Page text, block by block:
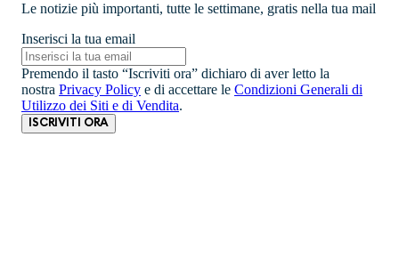
Le notizie più importanti, tutte le settimane, gratis nella tua mail
Inserisci la tua email
Premendo il tasto “Iscriviti ora” dichiaro di aver letto la
nostra Privacy Policy e di accettare le Condizioni Generali di
Utilizzo dei Siti e di Vendita.
ISCRIVITI ORA